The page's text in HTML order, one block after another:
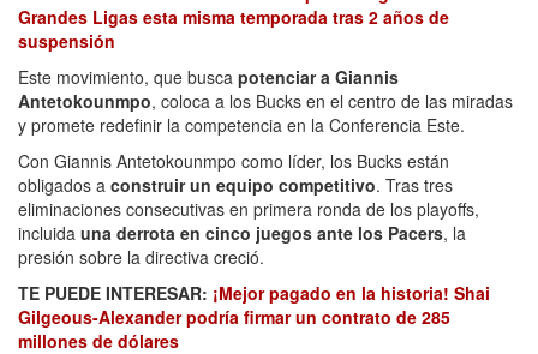
Grandes Ligas esta misma temporada tras 2 años de
suspensión
Este movimiento, que busca potenciar a Giannis
Antetokounmpo, coloca a los Bucks en el centro de las miradas
y promete redefinir la competencia en la Conferencia Este.
Con Giannis Antetokounmpo como líder, los Bucks están
obligados a construir un equipo competitivo. Tras tres
eliminaciones consecutivas en primera ronda de los playoffs,
incluida una derrota en cinco juegos ante los Pacers, la
presión sobre la directiva creció.
TE PUEDE INTERESAR: ¡Mejor pagado en la historia! Shai
Gilgeous-Alexander podría firmar un contrato de 285
millones de dólares